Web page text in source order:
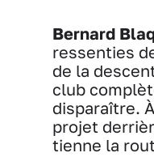
Bernard
ressenties
de la
club
disparaître.
projet
tienne la